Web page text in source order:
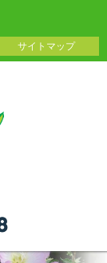
サイトマップ